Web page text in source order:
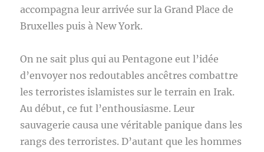
accompagna leur arrivée sur la Grand Place de
Bruxelles puis à New York.
On ne sait plus qui au Pentagone eut l’idée
d’envoyer nos redoutables ancêtres combattre
les terroristes islamistes sur le terrain en Irak.
Au début, ce fut l’enthousiasme. Leur
sauvagerie causa une véritable panique dans les
rangs des terroristes. D’autant que les hommes